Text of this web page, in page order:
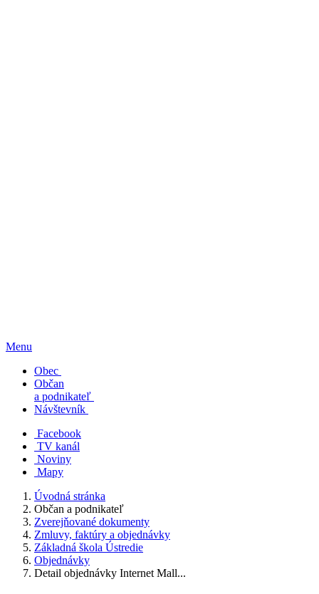
Menu
Obec
Občan
a podnikateľ
Návštevník
Facebook
TV kanál
Noviny
Mapy
Úvodná stránka
Občan a podnikateľ
Zverejňované dokumenty
Zmluvy, faktúry a objednávky
Základná škola Ústredie
Objednávky
Detail objednávky Internet Mall...